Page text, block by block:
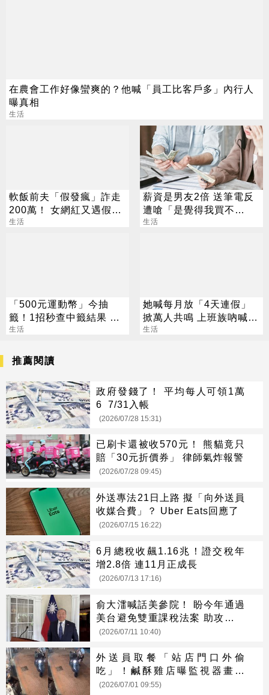
在農會工作好像蠻爽的？他喊「員工比客戶多」內行人
曝真相
生活
軟飯前夫「假發瘋」詐走
200萬！ 女網紅又遇假富
豪 養套殺噴2千萬
生活
薪資是男友2倍 送筆電反
遭嗆「是覺得我買不
起」？ 網齊勸快逃
生活
「500元運動幣」今抽
籤！1招秒查中籤結果 領
取、使用方法一次看
生活
她喊每月放「4天連假」
掀萬人共鳴 上班族吶喊：
這樣才活得像人
生活
推薦閱讀
政府發錢了！ 平均每人可領1萬
6 7/31入帳
(2026/07/28 15:31)
已刷卡還被收570元！ 熊貓竟只
賠「30元折價券」 律師氣炸報警
(2026/07/28 09:45)
外送專法21日上路 擬「向外送員
收媒合費」？ Uber Eats回應了
(2026/07/15 16:22)
6月總稅收飆1.16兆！證交稅年
增2.8倍 連11月正成長
(2026/07/13 17:16)
俞大㵢喊話美參院！ 盼今年通過
美台避免雙重課稅法案 助攻投資
布局
(2026/07/11 10:40)
外送員取餐「站店門口外偷
吃」！鹹酥雞店曝監視器畫面
驚：是慣犯
(2026/07/01 09:55)